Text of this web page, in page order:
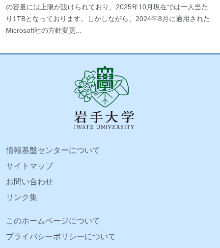
の容量には上限が設けられており、2025年10月現在では一人当た
り1TBとなっております。しかしながら、2024年8月に適用された
Microsoft社の方針変更...
情報基盤センターについて
サイトマップ
お問い合わせ
リンク集
このホームページについて
プライバシーポリシーについて